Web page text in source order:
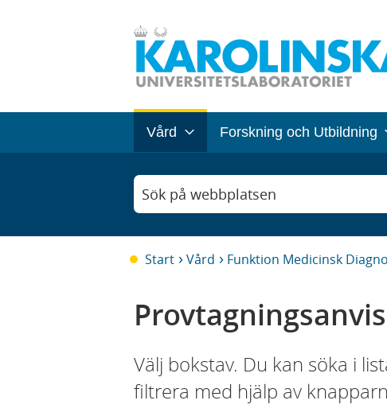
Vård Forskning och Utbildning
Sök på webbplatsen
Start Vård Funktion Medicinsk
Välj bokstav. Du kan söka i
filtrera med hjälp av